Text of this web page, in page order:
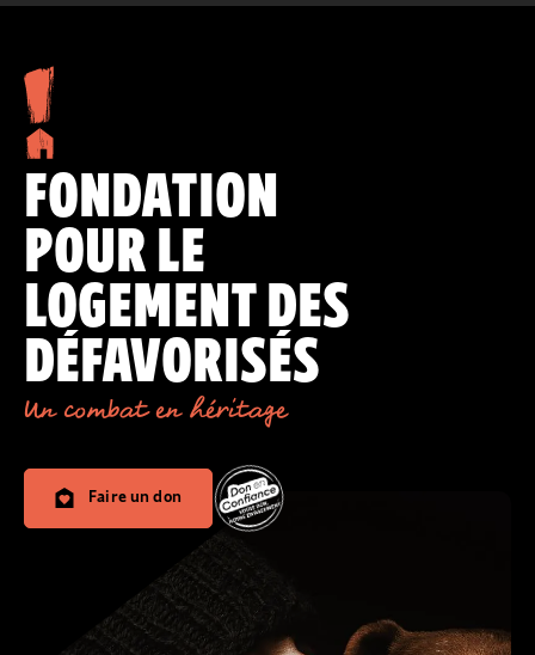
FONDATION
POUR LE
LOGEMENT DES
DÉFAVORISÉS
Un combat en héritage
Faire un don